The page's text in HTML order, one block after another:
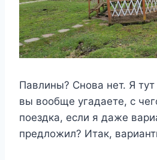
Павлины? Снова нет. Я
вы вообще угадаете, с
поездка, если я даже
предложил? Итак,